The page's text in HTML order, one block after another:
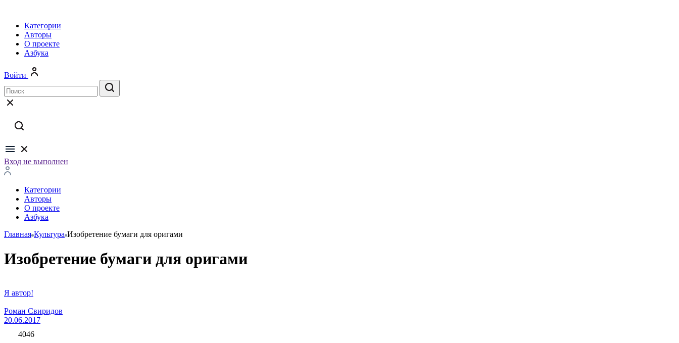
Категории
Авторы
О проекте
Азбука
Войти
Вход не выполнен
Категории
Авторы
О проекте
Азбука
Главная Культура Изобретение бумаги для оригами
Изобретение бумаги для оригами
Я автор!
Роман Свиридов
20.06.2017
4046